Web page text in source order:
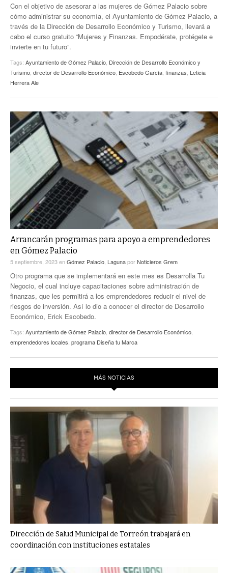
Con el objetivo de asesorar a las mujeres de Gómez Palacio sobre
cómo administrar su economía, el Ayuntamiento de Gómez Palacio, a
través de la Dirección de Desarrollo Económico y Turismo, llevará a
cabo el curso gratuito “Mujeres y Finanzas. Empodérate, protégete e
invierte en tu futuro”.
Tags: Ayuntamiento de Gómez Palacio Dirección de Desarrollo Económico y
Turismo director de Desarrollo Económico Escobedo García finanzas Leticia
Herrera Ale
Arrancarán programas para apoyo a emprendedores
en Gómez Palacio
5 septiembre, 2023enGómez Palacio LagunaporNoticieros Grem
Otro programa que se implementará en este mes es Desarrolla Tu
Negocio, el cual incluye capacitaciones sobre administración de
finanzas, que les permitirá a los emprendedores reducir el nivel de
riesgos de inversión. Así lo dio a conocer el director de Desarrollo
Económico, Erick Escobedo.
Tags: Ayuntamiento de Gómez Palacio director de Desarrollo Económico
emprendedores locales programa Diseña tu Marca
MÁS NOTICIAS
Dirección de Salud Municipal de Torreón trabajará en
coordinación con instituciones estatales